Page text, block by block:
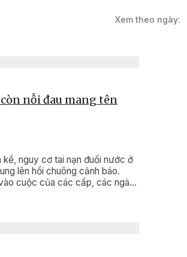
Xem theo ngày:
nỗi đau mang tên
nguy cơ tai nạn đuối nước ở
lên hồi chuông cảnh báo.
cuộc của các cấp, các ngành